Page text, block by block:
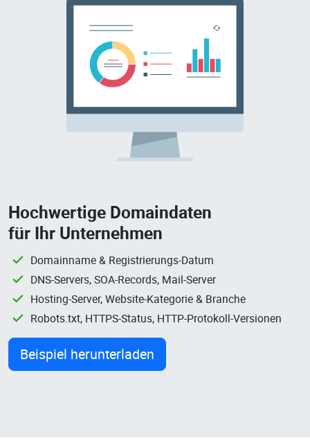
Hochwertige Domaindaten
für Ihr Unternehmen
Domainname & Registrierungs-Datum
DNS-Servers, SOA-Records, Mail-Server
Hosting-Server, Website-Kategorie & Branche
Robots.txt, HTTPS-Status, HTTP-Protokoll-Versionen
Beispiel herunterladen